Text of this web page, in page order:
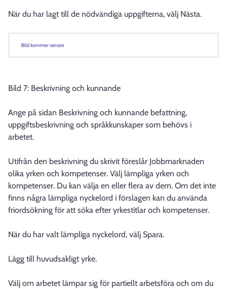
När du har lagt till de nödvändiga uppgifterna, välj Nästa.
Bild 7: Beskrivning och kunnande
Ange på sidan Beskrivning och kunnande befattning,
uppgiftsbeskrivning och språkkunskaper som behövs i
arbetet.
Utifrån den beskrivning du skrivit föreslår Jobbmarknaden
olika yrken och kompetenser. Välj lämpliga yrken och
kompetenser. Du kan välja en eller flera av dem. Om det inte
finns några lämpliga nyckelord i förslagen kan du använda
friordsökning för att söka efter yrkestitlar och kompetenser.
När du har valt lämpliga nyckelord, välj Spara.
Lägg till huvudsakligt yrke.
Välj om arbetet lämpar sig för partiellt arbetsföra och om du